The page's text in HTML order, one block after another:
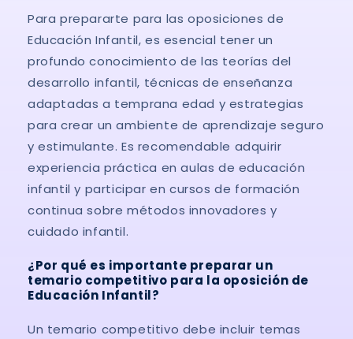
Para prepararte para las oposiciones de
Educación Infantil, es esencial tener un
profundo conocimiento de las teorías del
desarrollo infantil, técnicas de enseñanza
adaptadas a temprana edad y estrategias
para crear un ambiente de aprendizaje seguro
y estimulante. Es recomendable adquirir
experiencia práctica en aulas de educación
infantil y participar en cursos de formación
continua sobre métodos innovadores y
cuidado infantil.
¿Por qué es importante preparar un
temario competitivo para la oposición de
Educación Infantil?
Un temario competitivo debe incluir temas